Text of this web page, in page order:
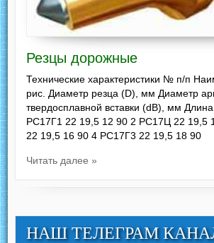
Резцы дорожные
Технические характеристики № п/п
рис. Диаметр резца (D), мм Диаметр
твердосплавной вставки (dВ), мм
РС17Г1 22 19,5 12 90 2 РС17Ц 22 19,5
22 19,5 16 90 4 РС17Г3 22 19,5 18 90
Читать далее »
НАШ ТЕЛЕГРАМ